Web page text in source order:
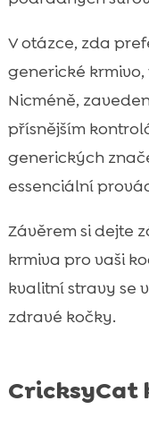
V otázce, zda
generické
Nicméně,
přísnějším
generických
essenciální
Závěrem si dejte
krmiva pro vaši
kvalitní stravy se
zdravé kočky.
CricksyCat